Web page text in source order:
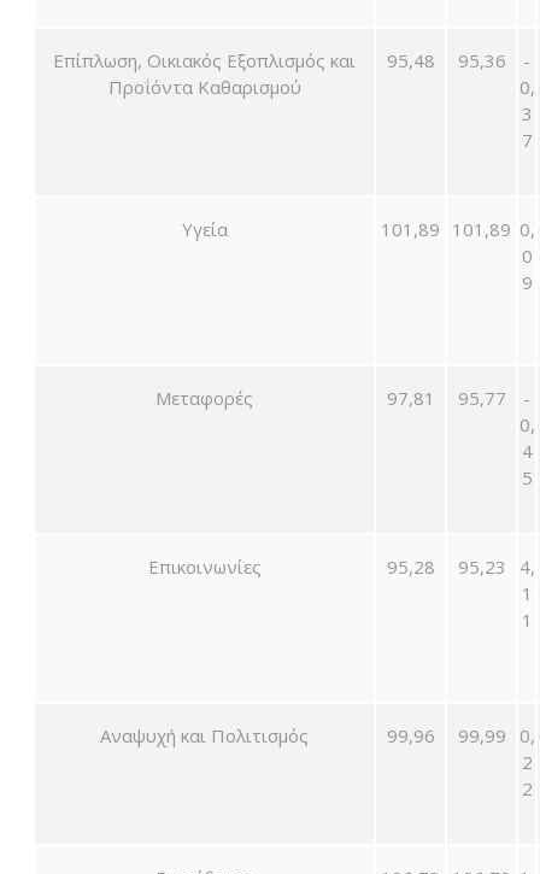
Επίπλωση, Οικιακός Εξοπλισμός και
Προΐόντα Καθαρισμού
95,48 95,36
-
0,
3
7
Υγεία 101,89 101,89 0,
0
9
Μεταφορές 97,81 95,77
-
0,
4
5
Επικοινωνίες 95,28 95,23
4,
1
1
Αναψυχή και Πολιτισμός 99,96 99,99
0,
2
2